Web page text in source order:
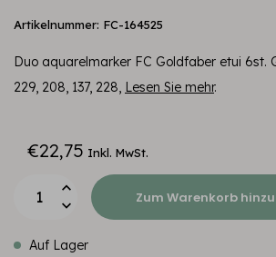
Artikelnummer: FC-164525
Duo aquarelmarker FC Goldfaber etui 6st.
229, 208, 137, 228, Lesen Sie mehr.
€22,75 Inkl. MwSt.
Zum Warenkorb
Auf Lager